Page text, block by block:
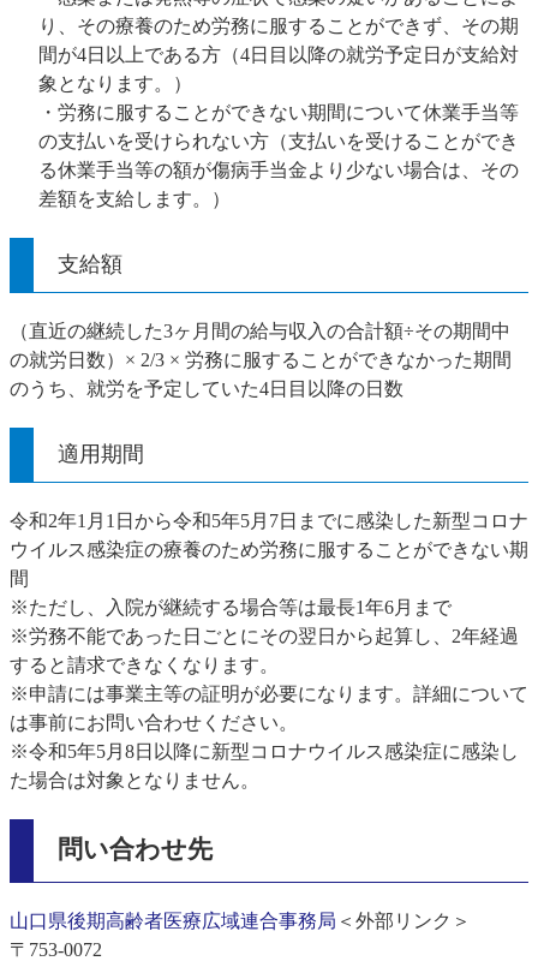
り、その療養のため労務に服することができず、その期
間が4日以上である方（4日目以降の就労予定日が支給対
象となります。）
・労務に服することができない期間について休業手当等
の支払いを受けられない方（支払いを受けることができ
る休業手当等の額が傷病手当金より少ない場合は、その
差額を支給します。）
支給額
（直近の継続した3ヶ月間の給与収入の合計額÷その期間中
の就労日数）× 2/3 × 労務に服することができなかった期間
のうち、就労を予定していた4日目以降の日数
適用期間
令和2年1月1日から令和5年5月7日までに感染した新型コロナ
ウイルス感染症の療養のため労務に服することができない期
間
※ただし、入院が継続する場合等は最長1年6月まで
※労務不能であった日ごとにその翌日から起算し、2年経過
すると請求できなくなります。
※申請には事業主等の証明が必要になります。詳細について
は事前にお問い合わせください。
※令和5年5月8日以降に新型コロナウイルス感染症に感染し
た場合は対象となりません。
問い合わせ先
山口県後期高齢者医療広域連合事務局 ＜外部リンク＞
〒753-0072